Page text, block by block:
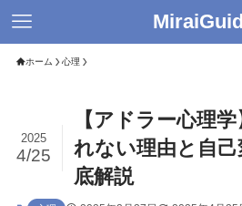
ホーム 心理
【アドラー心理
れない理由と自
底解説
2025
4/25